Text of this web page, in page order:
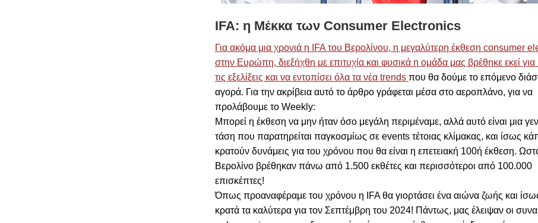
IFA: η Μέκκα των Consumer Electronics
Για ακόμα μια χρονιά η IFA του Βερολίνου, η μεγαλύτερη έκθεση consumer
στην Ευρώπη, διεξήχθη με επιτυχία και φυσικά η ομάδα μας βρέθηκε εκεί για
τις εξελίξεις και να εντοπίσει όλα τα νέα trends που θα δούμε το επόμενο
αγορά. Για την ακρίβεια αυτό το άρθρο γράφεται μέσα στο αεροπλάνο, για να
προλάβουμε το Weekly:
Μπορεί η έκθεση να μην ήταν όσο μεγάλη περιμέναμε, αλλά αυτό είναι μια
τάση που παρατηρείται παγκοσμίως σε events τέτοιας κλίμακας, και ίσως
κρατούν δυνάμεις για του χρόνου που θα είναι η επετειακή 100ή έκθεση.
Βερολίνο βρέθηκαν πάνω από 1.500 εκθέτες και περισσότεροι από 100.000
επισκέπτες!
Όπως προαναφέραμε του χρόνου η IFA θα γιορτάσει ένα αιώνα ζωής και
κρατά τα καλύτερα για τον Σεπτέμβρη του 2024! Πάντως, μας έλειψαν οι